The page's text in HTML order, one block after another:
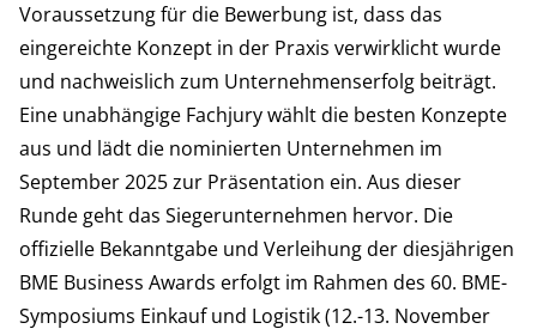
Voraussetzung für die Bewerbung ist, dass das
eingereichte Konzept in der Praxis verwirklicht wurde
und nachweislich zum Unternehmenserfolg beiträgt.
Eine unabhängige Fachjury wählt die besten Konzepte
aus und lädt die nominierten Unternehmen im
September 2025 zur Präsentation ein. Aus dieser
Runde geht das Siegerunternehmen hervor. Die
offizielle Bekanntgabe und Verleihung der diesjährigen
BME Business Awards erfolgt im Rahmen des 60. BME-
Symposiums Einkauf und Logistik (12.-13. November